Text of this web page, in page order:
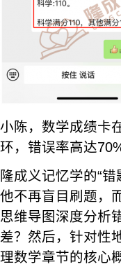
小陈，数学成绩卡
环，错误率高达
隆成义记忆学的“
他不再盲目刷题，
思维导图深度分析
差？然后，针对性
理数学章节的核心